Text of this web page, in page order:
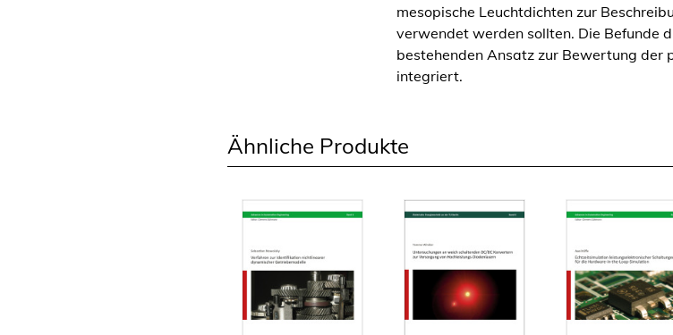
mesopische Leuchtdichten zur
verwendet werden sollten. Die Befunde
bestehenden Ansatz zur Bewertung der
integriert.
Ähnliche Produkte